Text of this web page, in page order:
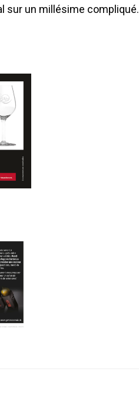
sur un millésime compliqué.